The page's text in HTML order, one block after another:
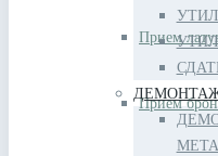
Прием
Прием